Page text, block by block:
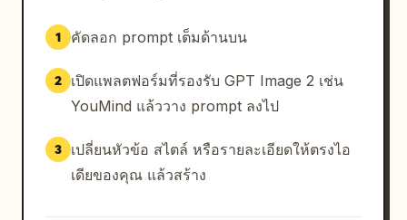
1 คัดลอก prompt เต็มด้านบน
2
เปิดแพลตฟอร์มที่รองรับ GPT Image 2 เช่น
YouMind แล้ววาง prompt ลงไป
3
เปลี่ยนหัวข้อ สไตล์ หรือรายละเอียดให้ตรงไอ
เดียของคุณ แล้วสร้าง